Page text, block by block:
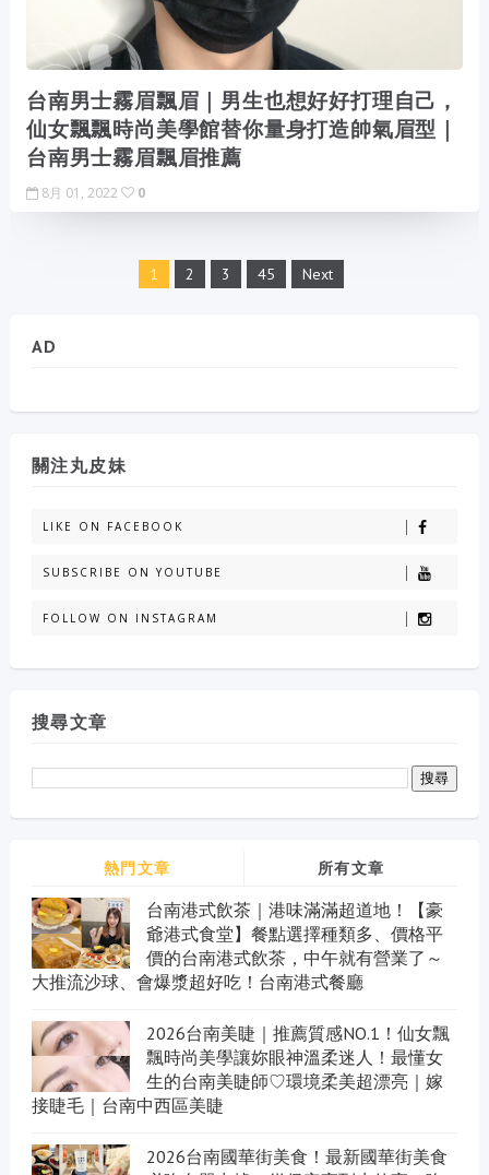
台南男士霧眉飄眉｜男生也想好好打理自己，
仙女飄飄時尚美學館替你量身打造帥氣眉型｜
台南男士霧眉飄眉推薦
8月 01, 2022 0
1 2 3 45 Next
AD
關注丸皮妹
LIKE ON FACEBOOK
SUBSCRIBE ON YOUTUBE
FOLLOW ON INSTAGRAM
搜尋文章
熱門文章 所有文章
台南港式飲茶｜港味滿滿超道地！【豪
爺港式食堂】餐點選擇種類多、價格平
價的台南港式飲茶，中午就有營業了～
大推流沙球、會爆漿超好吃！台南港式餐廳
2026台南美睫｜推薦質感NO.1！仙女飄
飄時尚美學讓妳眼神溫柔迷人！最懂女
生的台南美睫師♡環境柔美超漂亮｜嫁
接睫毛｜台南中西區美睫
2026台南國華街美食！最新國華街美食